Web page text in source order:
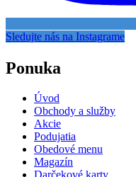
Sledujte nás na Instagrame
Ponuka
Úvod
Obchody a služby
Akcie
Podujatia
Obedové menu
Magazín
Darčekové karty